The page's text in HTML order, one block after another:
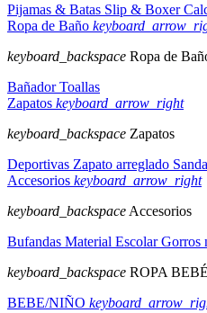
Pijamas & Batas Slip & Boxer
Ropa de Baño
keyboard_backspace Ropa de
BañadorToallas
Zapatos keyboard_arrow_right
keyboard_backspace Zapatos
Deportivas Zapato arreglado
Accesorios keyboard_arrow_right
keyboard_backspace Accesorios
Bufandas Material EscolarGorros
keyboard_backspace ROPA
BEBE/NIÑO